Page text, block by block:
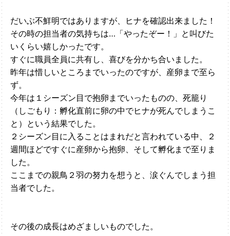
だいぶ不鮮明ではありますが、ヒナを確認出来ました！
その時の担当者の気持ちは…「やったぞー！」と叫びた
いくらい嬉しかったです。
すぐに職員全員に共有し、喜びを分かち合いました。
昨年は惜しいところまでいったのですが、産卵まで至ら
ず。
今年は１シーズン目で抱卵までいったものの、死籠り
（しごもり：孵化直前に卵の中でヒナが死んでしまうこ
と）という結果でした。
２シーズン目に入ることはまれだと言われている中、２
週間ほどですぐに産卵から抱卵、そして孵化まで至りま
した。
ここまでの親鳥２羽の努力を想うと、涙ぐんでしまう担
当者でした。
その後の成長はめざましいものでした。